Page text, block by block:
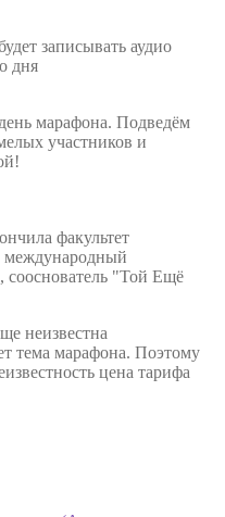
записывать аудио
дня
марафона. Подведём
участников и
факультет
международный
"Той Ещё
неизвестна
тема марафона. Поэтому
цена тарифа